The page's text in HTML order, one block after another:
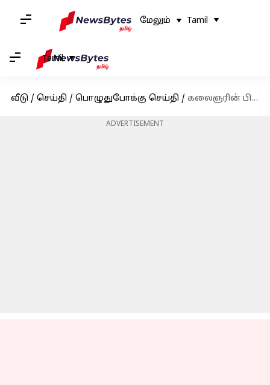
மேலும் Tamil
Tamil
வீடு / செய்தி / பொழுதுபோக்கு செய்தி / கலைஞரின் பிறந்த நாளை முன்னிட்டு 'பராசக்தி' படம் மறுவெளியீடு!
ADVERTISEMENT